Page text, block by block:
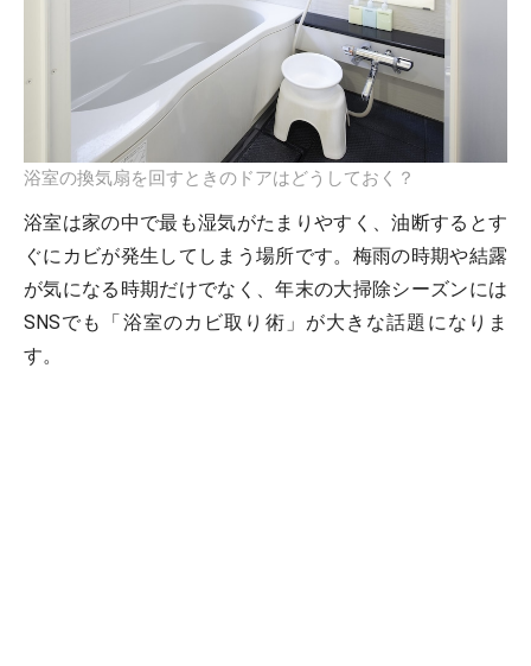
浴室の換気扇を回すときのドアはどうしておく？
浴室は家の中で最も湿気がたまりやすく、油断するとす
ぐにカビが発生してしまう場所です。梅雨の時期や結露
が気になる時期だけでなく、年末の大掃除シーズンには
SNSでも「浴室のカビ取り術」が大きな話題になりま
す。